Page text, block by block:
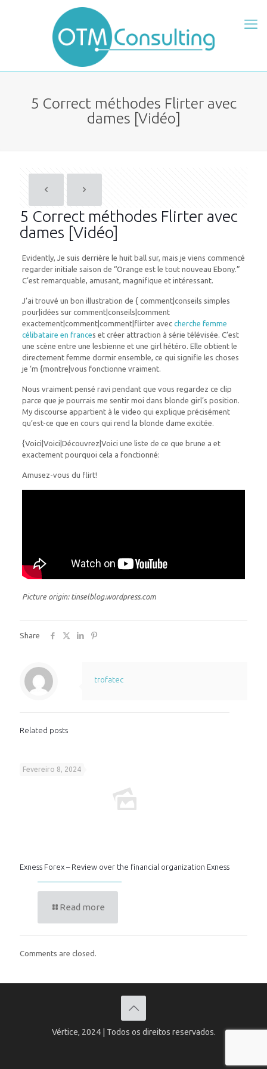
5 Correct méthodes Flirter avec
dames [Vidéo]
5 Correct méthodes Flirter avec
dames [Vidéo]
Evidently, Je suis derrière le huit ball sur, mais je viens commencé
regarder initiale saison de “Orange est le tout nouveau Ebony.”
C’est remarquable, amusant, magnifique et intéressant.
J’ai trouvé un bon illustration de { comment|conseils simples
pour|idées sur comment|conseils|comment
exactement|comment|comment|flirter avec cherche femme
célibataire en frances et créer attraction à série télévisée. C’est
une scène entre une lesbienne et une girl hétéro. Elle obtient le
directement femme dormir ensemble, ce qui signifie les choses
je ‘m {montre|vous fonctionne vraiment.
Nous vraiment pensé ravi pendant que vous regardez ce clip
parce que je pourrais me sentir moi dans blonde girl’s position.
My discourse appartient à le video qui explique précisément
qu’est-ce que en cours qui rend la blonde dame excitée.
{Voici|Voici|Découvrez|Voici une liste de ce que brune a et
exactement pourquoi cela a fonctionné:
Amusez-vous du flirt!
Picture origin: tinselblog.wordpress.com
Share
trofatec
Related posts
Fevereiro 8, 2024
Exness Forex – Review over the financial organization Exness
Read more
Comments are closed.
Vértice, 2024 | Todos os direitos reservados.